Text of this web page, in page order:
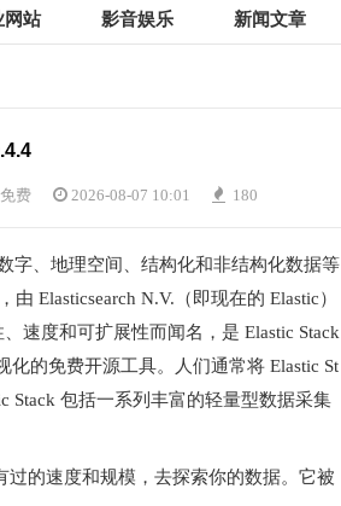
网站 影音娱乐 新闻文章
费 2026-08-07 10:01 180
字、地理空间、结构化和非结构化数据等
Elasticsearch N.V.（即现在的 Elastic）
速度和可扩展性而闻名，是 Elastic Stack
化的免费开源工具。人们通常将 Elastic St
Stack 包括一系列丰富的轻量型数据采集
过的速度和规模，去探索你的数据。它被